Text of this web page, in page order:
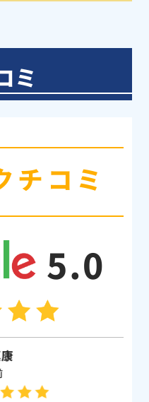
ミ
コミ
5.0